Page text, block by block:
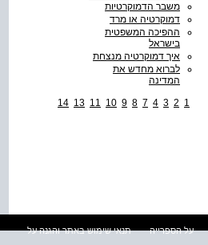
משבר הדמוקרטיות
דמוקרטיה או מרד
ההפיכה המשפטית
בישראל
איך דמוקרטיה מנצחת
לברוא מחדש את
המדינה
1
2
3
4
7
8
9
10
11
13
14
על הספרייה
תנאי שימוש באתר והגנה על